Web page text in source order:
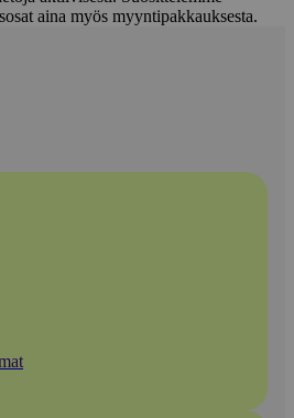
aina myös myyntipakkauksesta.